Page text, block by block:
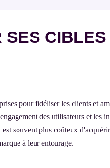
SES CIBLES
pour fidéliser les clients et
des utilisateurs et les
souvent plus coûteux
à leur entourage.